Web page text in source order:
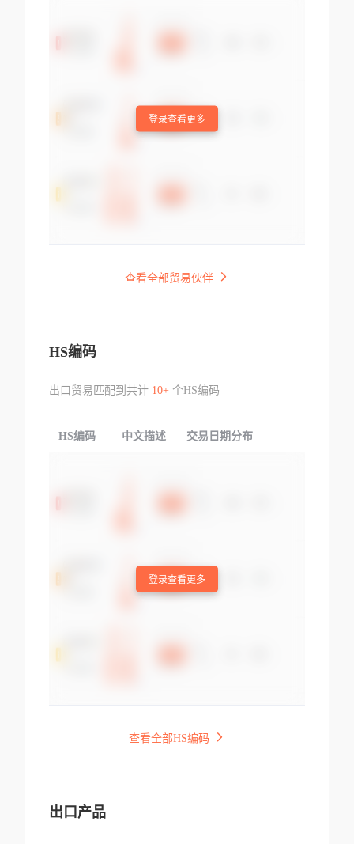
登录查看更多
查看全部贸易伙伴
HS编码
出口贸易匹配到共计 10+个HS编码
HS编码 中文描述 交易日期分布
登录查看更多
查看全部HS编码
出口产品